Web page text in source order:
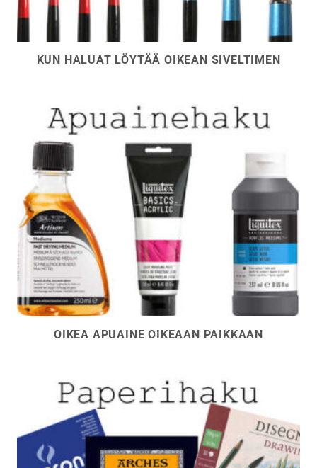
KUN HALUAT LÖYTÄÄ OIKEAN SIVELTIMEN
OIKEA APUAINE OIKEAAN PAIKKAAN